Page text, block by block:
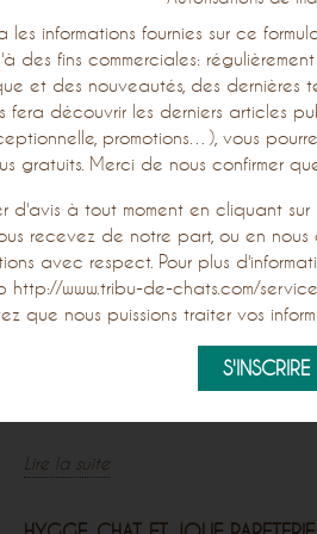
les informations fournies sur ce
des fins commerciales:
et des nouveautés, des
fera découvrir les derniers articles
promotions…), vous
gratuits. Merci de nous confirmer
d'avis à tout moment en cliquant
recevez de notre part, ou en
avec respect. Pour plus
http://www.tribu-de-chats.com/
que nous puissions traiter vos
Lire la suite
L'AUTOMNE À LA MAISON: DOUX
CHAT ET PAPETERIE FANTAISIE
773 Vues
L'automne est une saison de
notre moral peut flancher. Cet
réponse à la grisaille : le hygge.
danois pour réinventer votre intérieur
réconfortant. En suivant les leçons de
les chats, et en vous entourant de
créative, apprenez à savourer la
Lire la suite